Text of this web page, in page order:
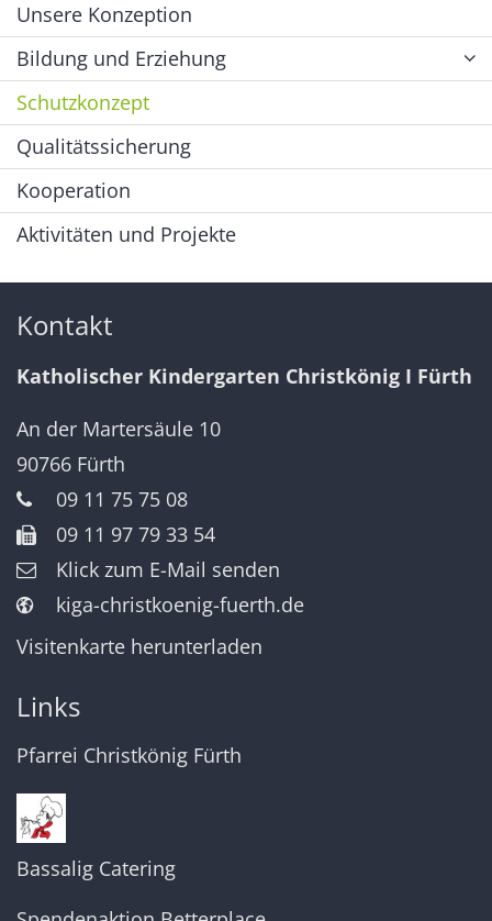
Unsere Konzeption
Bildung und Erziehung
Schutzkonzept
Qualitätssicherung
Kooperation
Aktivitäten und Projekte
Kontakt
Katholischer Kindergarten Christkönig I Fürth
An der Martersäule 10
90766 Fürth
09 11 75 75 08
09 11 97 79 33 54
Klick zum E-Mail senden
kiga-christkoenig-fuerth.de
Visitenkarte herunterladen
Links
Pfarrei Christkönig Fürth
Bassalig Catering